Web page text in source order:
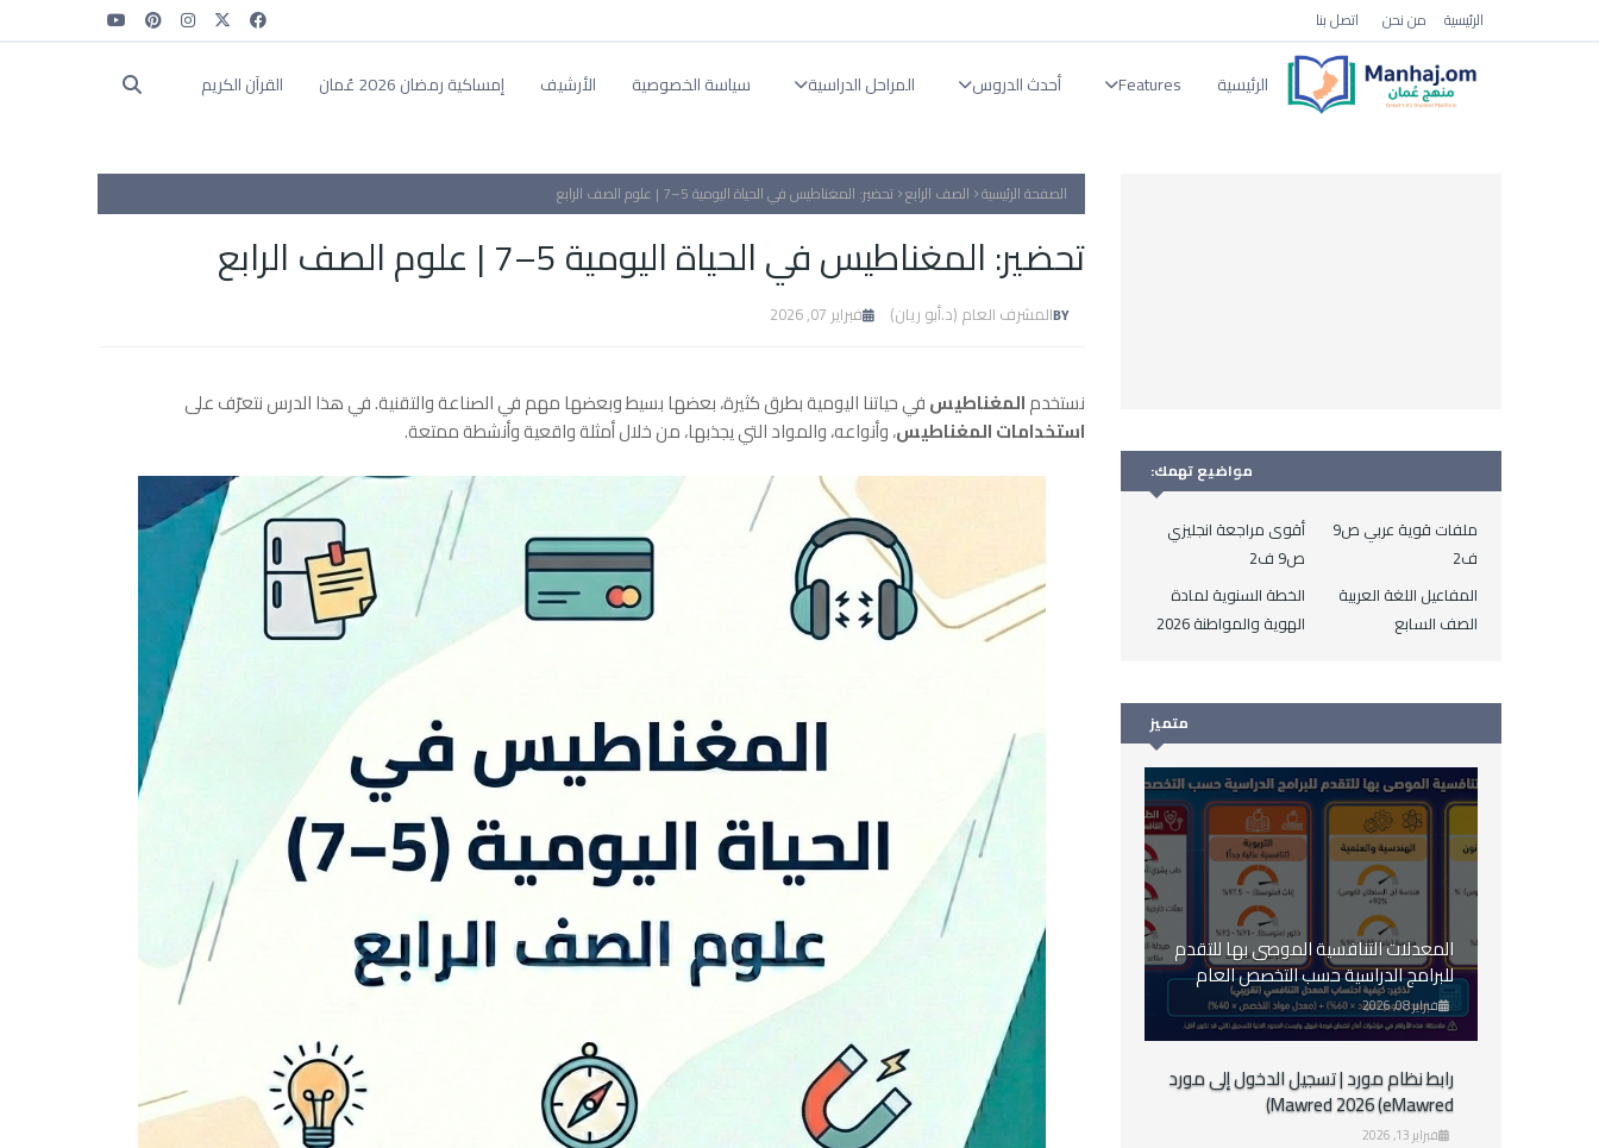
الرئيسية من نحن اتصل بنا
الرئيسية Features أحدث الدروس المراحل الدراسية سياسة الخصوصية الأرشيف إمساكية رمضان 2026 عُمان القرآن الكريم
الصفحة الرئيسية الصف الرابع تحضير: المغناطيس في الحياة اليومية 5–7 | علوم الصف الرابع
تحضير: المغناطيس في الحياة اليومية 5–7 | علوم الصف الرابع
المشرف العام (د.أبو ريان) فبراير 07, 2026
نستخدمالمغناطيسفي حياتنا اليومية بطرق كثيرة، بعضها بسيط وبعضها مهم في الصناعة والتقنية. في هذا الدرس نتعرّف على
استخدامات المغناطيس، وأنواعه، والمواد التي يجذبها، من خلال أمثلة واقعية وأنشطة ممتعة.
مواضيع تهمك:
أقوى مراجعة انجليزي
ص9 ف2
ملفات قوية عربي ص9
ف2
الخطة السنوية لمادة
الهوية والمواطنة 2026
المفاعيل اللغة العربية
الصف السابع
متميز
المعدلات التنافسية الموصى بها للتقدم
للبرامج الدراسية حسب التخصص العام
2026
فبراير 08, 2026
رابط نظام مورد | تسجيل الدخول إلى مورد
Mawred 2026 (eMawred)
فبراير 13, 2026